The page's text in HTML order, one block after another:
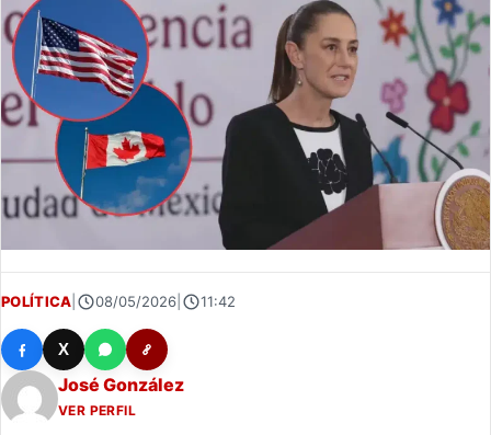
POLÍTICA 08/05/2026 11:42
X
José González
VER PERFIL